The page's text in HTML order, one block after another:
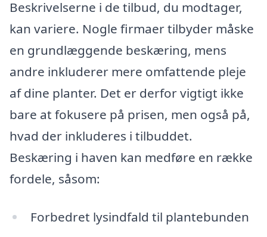
Beskrivelserne i de tilbud, du modtager,
kan variere. Nogle firmaer tilbyder måske
en grundlæggende beskæring, mens
andre inkluderer mere omfattende pleje
af dine planter. Det er derfor vigtigt ikke
bare at fokusere på prisen, men også på,
hvad der inkluderes i tilbuddet.
Beskæring i haven kan medføre en række
fordele, såsom:
Forbedret lysindfald til plantebunden